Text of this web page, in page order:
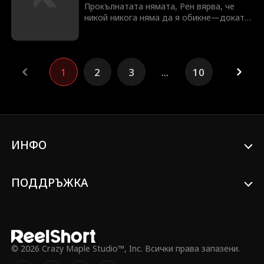
жертвата.
Прокълнатата нямата, Рен вярва, че
никой никога няма да я обикне—докато
любов заедно и да развалят
проклятията си?
1 2 3 ... 10
ИНФО
ПОДДРЪЖКА
© 2026 Crazy Maple Studio™, Inc. Всички права запазени.